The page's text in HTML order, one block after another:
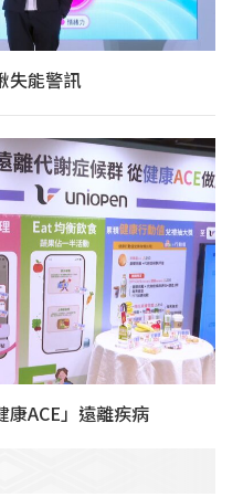
失能警訊
康ACE」遠離疾病